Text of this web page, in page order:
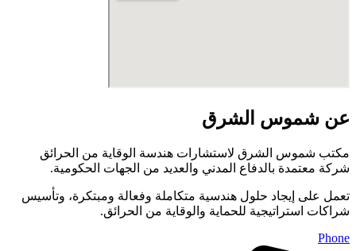
عن شموس الشرق
مكتب شموس الشرق لاستشارات هندسة الوقاية من الحرائق
شركة معتمدة بالدفاع المدني والعديد من الجهات الحكومية.
تعمل على إيجاد حلول هندسية متكاملة وفعالة ومبتكرة، وتأسيس
شراكات استراتيجية للحماية والوقاية من الحرائق.
Phone